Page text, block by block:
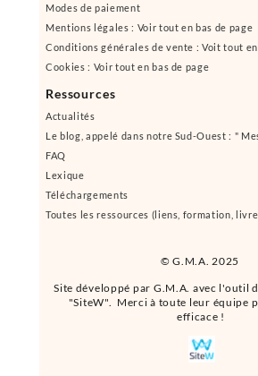
© G.M.A. 2025
Site développé par G.M.A. avec l'outil
"SiteW". Merci à toute leur équipe
efficace !
Modes de paiement
Mentions légales : Voir tout en bas de page
Conditions générales de vente : Voit tout en
Cookies : Voir tout en bas de page
Ressources
Actualités
Le blog, appelé dans notre Sud-Ouest : "
FAQ
Lexique
Téléchargements
Toutes les ressources (liens, formation,